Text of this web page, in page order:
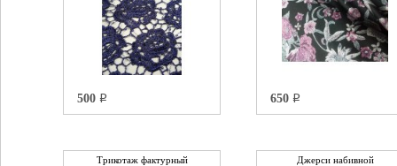
500 q 650 q
Трикотаж фактурный
Джерси набивной